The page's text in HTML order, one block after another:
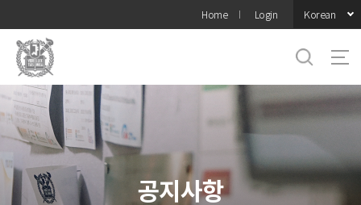
메뉴
Home Login Korean
공지사항